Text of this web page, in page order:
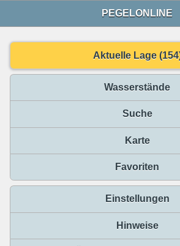
PEGELONLINE
Aktuelle Lage
Wasserstände
Suche
Karte
Favoriten
Einstellungen
Hinweise